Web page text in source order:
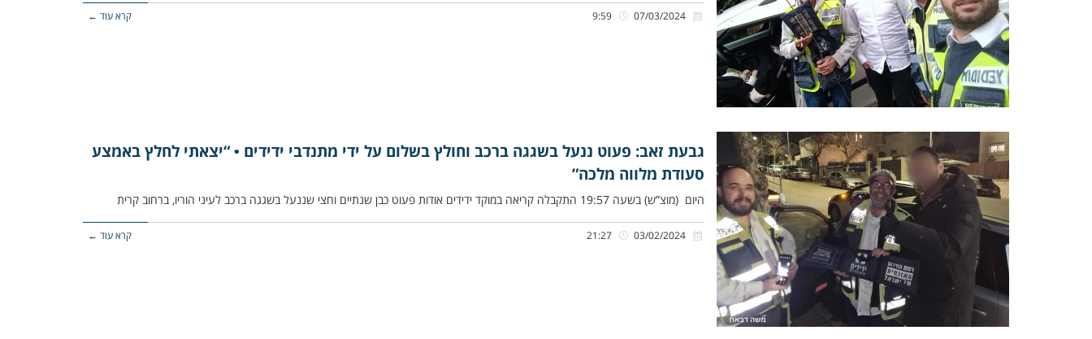
קרא עוד ←
גבעת זאב: פעוט ננעל בשגגה ברכב וחולץ בשלום על ידי מתנדבי ידידים • “יצאתי לחלץ באמצע
סעודת מלווה מלכה”
היום (מוצ”ש) בשעה 19:57 התקבלה קריאה במוקד ידידים אודות פעוט כבן שנתיים וחצי שננעל בשגגה ברכב לעיני הוריו, ברחוב קרית
קרא עוד ←